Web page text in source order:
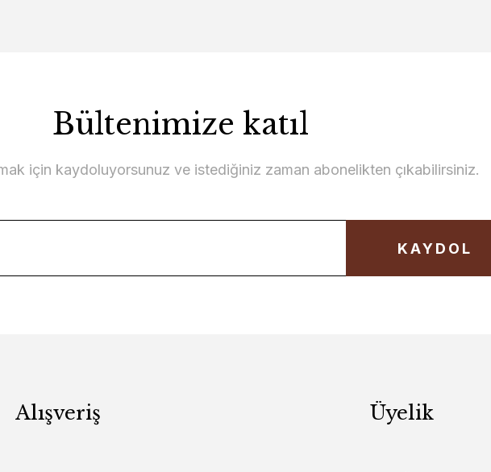
Bültenimize katıl
için kaydoluyorsunuz ve istediğiniz zaman abonelikten çıkabilirsiniz.
KAYDOL
Alışveriş Üyelik